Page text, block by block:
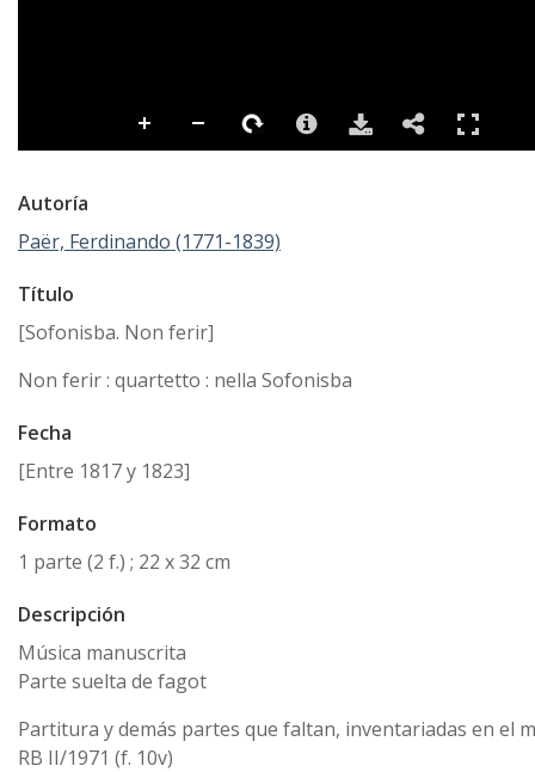
Autoría
Paër, Ferdinando (1771-1839)
Título
[Sofonisba. Non ferir]
Non ferir : quartetto : nella Sofonisba
Fecha
[Entre 1817 y 1823]
Formato
1 parte (2 f.) ; 22 x 32 cm
Descripción
Música manuscrita
Parte suelta de fagot
Partitura y demás partes que faltan, inventariadas en el
RB II/1971 (f. 10v)